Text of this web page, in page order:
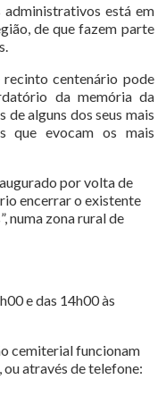
administrativos está em
de que fazem parte
centenário pode
da memória da
de alguns dos seus mais
que evocam os mais
por volta de
encerrar o existente
numa zona rural de
e das 14h00 às
cemiterial funcionam
através de telefone: